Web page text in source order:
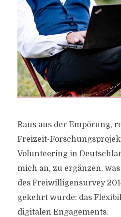
Raus aus der Empörung,
Freizeit-
Volunteering in
mich an, zu ergänzen,
des Freiwilligensurvey
gekehrt wurde: das
digitalen Engagements.